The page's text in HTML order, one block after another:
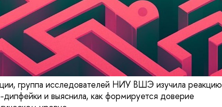
группа исследователей НИУ ВШЭ изучила реакцию
дипфейки и выяснила, как формируется доверие